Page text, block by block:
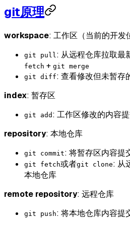
git原理
workspace: 工作区（当前的开发
git pull : 从远程仓库拉取最
fetch + git merge
git diff: 查看修改但未暂存
index: 暂存区
git add : 工作区修改的内容
repository: 本地仓库
git commit: 将暂存区内容提
git fetch或者git clone: 从
本地仓库
remote repository: 远程仓库
git push: 将本地仓库内容提